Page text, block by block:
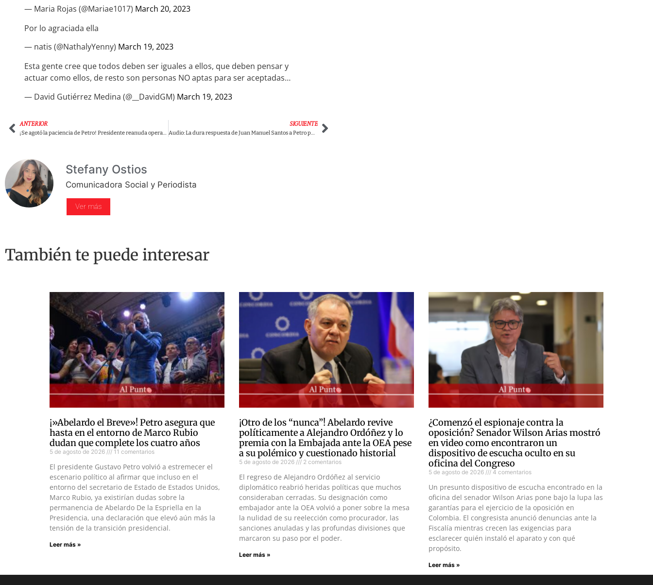
— Maria Rojas (@Mariae1017) March 20, 2023
Por lo agraciada ella
— natis (@NathalyYenny) March 19, 2023
Esta gente cree que todos deben ser iguales a ellos, que deben pensar y
actuar como ellos, de resto son personas NO aptas para ser aceptadas…
— David Gutiérrez Medina (@__DavidGM) March 19, 2023
ANTERIOR
¡Se agotó la paciencia de Petro! Presidente reanuda operaciones contra el Clan del Golfo
SIGUIENTE
Audio: La dura respuesta de Juan Manuel Santos a Petro por el Acuerdo de Paz con Las FARC
Stefany Ostios
Comunicadora Social y Periodista
Ver más
También te puede interesar
¡»Abelardo el Breve»! Petro asegura que
hasta en el entorno de Marco Rubio
dudan que complete los cuatro años
5 de agosto de 2026 11 comentarios
El presidente Gustavo Petro volvió a estremecer el
escenario político al afirmar que incluso en el
entorno del secretario de Estado de Estados Unidos,
Marco Rubio, ya existirían dudas sobre la
permanencia de Abelardo De la Espriella en la
Presidencia, una declaración que elevó aún más la
tensión de la transición presidencial.
Leer más »
¡Otro de los “nunca”! Abelardo revive
políticamente a Alejandro Ordóñez y lo
premia con la Embajada ante la OEA pese
a su polémico y cuestionado historial
5 de agosto de 2026 2 comentarios
El regreso de Alejandro Ordóñez al servicio
diplomático reabrió heridas políticas que muchos
consideraban cerradas. Su designación como
embajador ante la OEA volvió a poner sobre la mesa
la nulidad de su reelección como procurador, las
sanciones anuladas y las profundas divisiones que
marcaron su paso por el poder.
Leer más »
¿Comenzó el espionaje contra la
oposición? Senador Wilson Arias mostró
en video como encontraron un
dispositivo de escucha oculto en su
oficina del Congreso
5 de agosto de 2026 4 comentarios
Un presunto dispositivo de escucha encontrado en la
oficina del senador Wilson Arias pone bajo la lupa las
garantías para el ejercicio de la oposición en
Colombia. El congresista anunció denuncias ante la
Fiscalía mientras crecen las exigencias para
esclarecer quién instaló el aparato y con qué
propósito.
Leer más »